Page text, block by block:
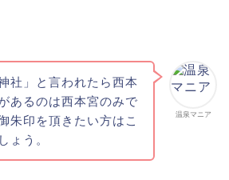
温泉マニア
社」と言われたら西本
あるのは西本宮のみで
朱印を頂きたい方はこ
ょう。